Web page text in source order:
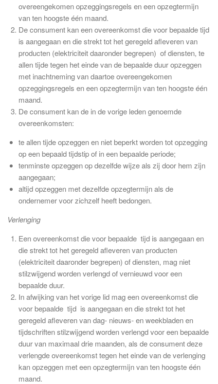
overeengekomen opzeggingsregels en een opzegtermijn
van ten hoogste één maand.
De consument kan een overeenkomst die voor bepaalde tijd
is aangegaan en die strekt tot het geregeld afleveren van
producten (elektriciteit daaronder begrepen) of diensten, te
allen tijde tegen het einde van de bepaalde duur opzeggen
met inachtneming van daartoe overeengekomen
opzeggingsregels en een opzegtermijn van ten hoogste één
maand.
De consument kan de in de vorige leden genoemde
overeenkomsten:
te allen tijde opzeggen en niet beperkt worden tot opzegging
op een bepaald tijdstip of in een bepaalde periode;
tenminste opzeggen op dezelfde wijze als zij door hem zijn
aangegaan;
altijd opzeggen met dezelfde opzegtermijn als de
ondernemer voor zichzelf heeft bedongen.
Verlenging
Een overeenkomst die voor bepaalde tijd is aangegaan en
die strekt tot het geregeld afleveren van producten
(elektriciteit daaronder begrepen) of diensten, mag niet
stilzwijgend worden verlengd of vernieuwd voor een
bepaalde duur.
In afwijking van het vorige lid mag een overeenkomst die
voor bepaalde tijd is aangegaan en die strekt tot het
geregeld afleveren van dag- nieuws- en weekbladen en
tijdschriften stilzwijgend worden verlengd voor een bepaalde
duur van maximaal drie maanden, als de consument deze
verlengde overeenkomst tegen het einde van de verlenging
kan opzeggen met een opzegtermijn van ten hoogste één
maand.